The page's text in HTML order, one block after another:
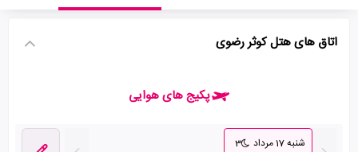
اتاق های هتل کوثر رضوی
پکیج های هوایی
شنبه 17 مرداد
3